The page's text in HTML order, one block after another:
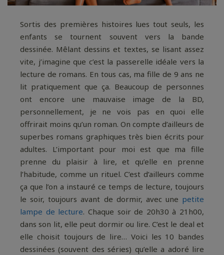
Sortis des premières histoires lues tout seuls, les
enfants se tournent souvent vers la bande
dessinée. Mêlant dessins et textes, se lisant assez
vite, j’imagine que c’est la passerelle idéale vers la
lecture de romans. En tous cas, ma fille de 9 ans ne
lit pratiquement que ça. Beaucoup de personnes
ont encore une mauvaise image de la BD,
personnellement, je ne vois pas en quoi elle
offrirait moins qu’un roman. On compte d’ailleurs de
superbes romans graphiques très bien écrits pour
adultes. L’important pour moi est que ma fille
prenne du plaisir à lire, et qu’elle en prenne
l’habitude, comme un rituel. C’est d’ailleurs comme
ça que l’on a instauré ce temps de lecture, toujours
le soir, toujours avant de dormir, avec une petite
lampe de lecture. Chaque soir de 20h30 à 21h00,
dans son lit, elle peut dormir ou lire. C’est le deal et
elle choisit toujours de lire… Voici les 10 bandes
dessinées (souvent des séries) qu’elle a adoré lire